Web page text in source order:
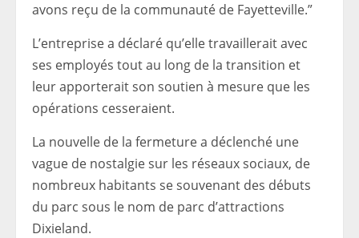
avons reçu de la communauté de Fayetteville.”
L’entreprise a déclaré qu’elle travaillerait avec
ses employés tout au long de la transition et
leur apporterait son soutien à mesure que les
opérations cesseraient.
La nouvelle de la fermeture a déclenché une
vague de nostalgie sur les réseaux sociaux, de
nombreux habitants se souvenant des débuts
du parc sous le nom de parc d’attractions
Dixieland.